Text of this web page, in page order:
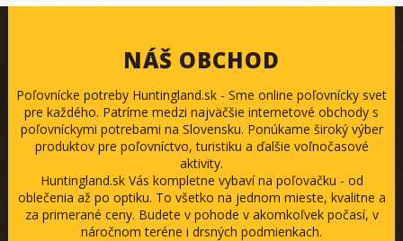
NÁŠ OBCHOD
Poľovnícke potreby Huntingland.sk - Sme online poľovnícky svet
pre každého. Patríme medzi najväčšie internetové obchody s
poľovníckymi potrebami na Slovensku. Ponúkame široký výber
produktov pre poľovníctvo, turistiku a ďalšie voľnočasové
aktivity.
Huntingland.sk Vás kompletne vybaví na poľovačku - od
oblečenia až po optiku. To všetko na jednom mieste, kvalitne a
za primerané ceny. Budete v pohode v akomkoľvek počasí, v
náročnom teréne i drsných podmienkach.